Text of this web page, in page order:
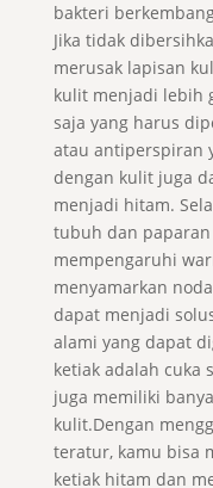
bakteri
Jika tidak
merusak lapisan
kulit menjadi lebih
saja yang harus
atau antiperspiran
dengan kulit juga
menjadi hitam.
tubuh dan
mempengaruhi
menyamarkan
dapat menjadi
alami yang dapat
ketiak adalah cuka
juga memiliki
kulit.Dengan
teratur, kamu bisa
ketiak hitam dan